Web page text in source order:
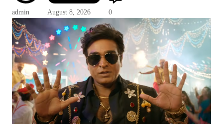
admin August 8, 2026 0